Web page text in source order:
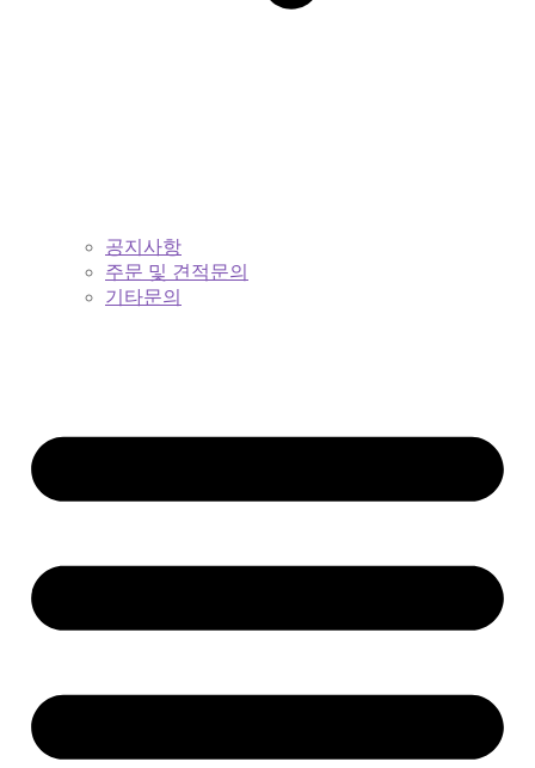
공지사항
주문 및 견적문의
기타문의